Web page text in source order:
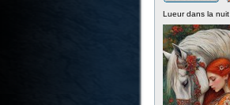
Lueur dans la nuit